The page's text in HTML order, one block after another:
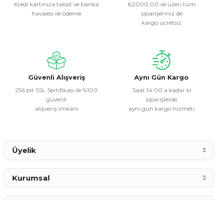
Ürün resmi kalitesiz, bozuk veya görüntülenemiyor.
Ürün fiyatı diğer sitelerden daha pahalı.
Bu ürüne benzer farklı alternatifler olmalı.
Kredi kartınıza taksit ve banka
havalesi ile ödeme
₺2000,00 ve üzeri tüm
siparişeriniz de
kargo ücretsiz
Güvenli Alışveriş
256 bit SSL Sertifikası ile %100
güvenli
alışveriş imkanı
Aynı Gün Kargo
Saat 14:00’a kadar ki
siparişlerde
aynı gün kargo hizmeti
Üyelik
Kurumsal